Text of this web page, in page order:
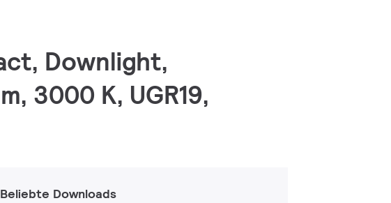
Downlight,
3000 K, UGR19,
Beliebte Downloads